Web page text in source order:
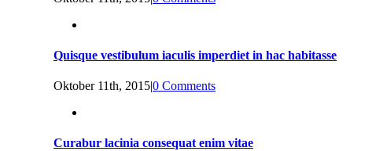
Quisque vestibulum iaculis imperdiet in hac habitasse
Oktober 11th, 2015|0 Comments
Curabur lacinia consequat enim vitae